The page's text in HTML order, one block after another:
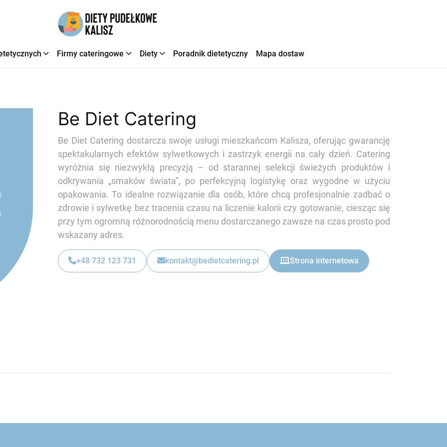
Firmy cateringowe Diety Poradnik dietetyczny Mapa dostaw
Be Diet Catering
Be Diet Catering dostarcza swoje usługi mieszkańcom Kalisza, oferując gwarancję
spektakularnych efektów sylwetkowych i zastrzyk energii na cały dzień. Catering
wyróżnia się niezwykłą precyzją – od starannej selekcji świeżych produktów i
odkrywania „smaków świata”, po perfekcyjną logistykę oraz wygodne w użyciu
opakowania. To idealne rozwiązanie dla osób, które chcą profesjonalnie zadbać o
zdrowie i sylwetkę bez tracenia czasu na liczenie kalorii czy gotowanie, ciesząc się
przy tym ogromną różnorodnością menu dostarczanego zawsze na czas prosto pod
wskazany adres.
+48 732 123 731 kontakt@bedietcatering.pl Strona internetowa